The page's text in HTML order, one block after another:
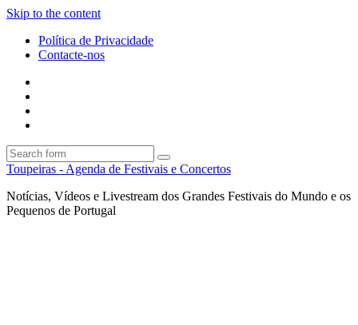
Skip to the content
Política de Privacidade
Contacte-nos
Search
Toupeiras - Agenda de Festivais e Concertos
Notícias, Vídeos e Livestream dos Grandes Festivais do Mundo e os
Pequenos de Portugal